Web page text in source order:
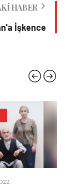
HABER
İşkence